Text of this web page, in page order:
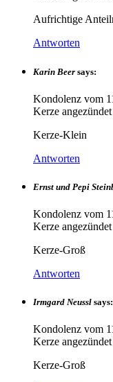
Aufrichtige
Antworten
Karin Beer says:
Kondolenz vom
Kerze
Kerze-Klein
Antworten
Ernst und Pepi
Kondolenz vom
Kerze
Kerze-Groß
Antworten
Irmgard Neussl says:
Kondolenz vom
Kerze
Kerze-Groß